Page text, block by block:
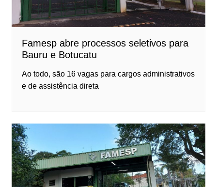
Famesp abre processos seletivos para
Bauru e Botucatu
Ao todo, são 16 vagas para cargos administrativos
e de assistência direta